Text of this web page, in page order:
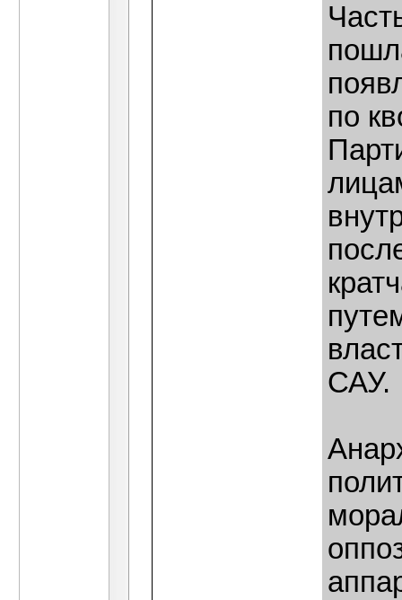
по
САУ.